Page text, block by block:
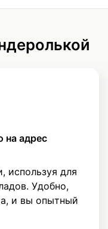
на адрес
используя для
Удобно,
и вы опытный